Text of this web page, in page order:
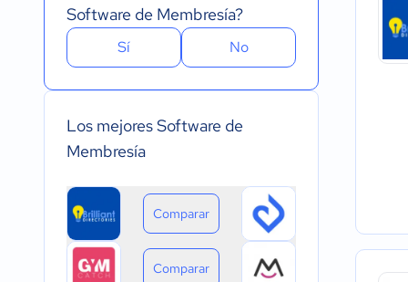
Pago de única vez
Dispositivo
Software de Membresía?
Sí No
Los mejores Software de
Membresía
Comparar
Comparar